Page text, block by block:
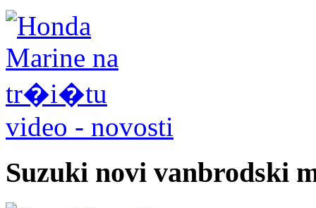
video - novosti
Suzuki novi vanbrodski